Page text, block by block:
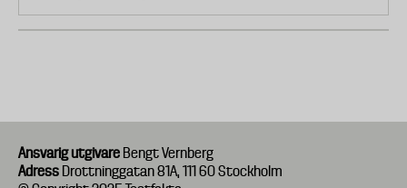
Ansvarig utgivare Bengt Vernberg
Adress Drottninggatan 81A, 111 60 Stockholm